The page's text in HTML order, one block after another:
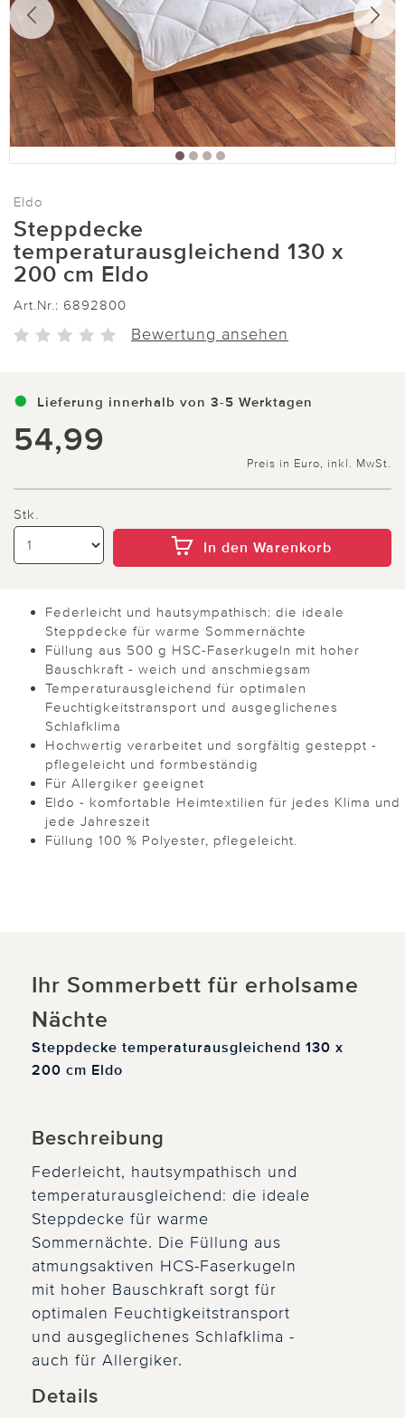
Eldo
Steppdecke
temperaturausgleichend 130 x
200 cm Eldo
Art.Nr.: 6892800
Bewertung ansehen
Lieferung innerhalb von 3-5 Werktagen
54,99
Preis in Euro, inkl. MwSt.
Stk.
In den Warenkorb
Federleicht und hautsympathisch: die ideale
Steppdecke für warme Sommernächte
Füllung aus 500 g HSC-Faserkugeln mit hoher
Bauschkraft - weich und anschmiegsam
Temperaturausgleichend für optimalen
Feuchtigkeitstransport und ausgeglichenes
Schlafklima
Hochwertig verarbeitet und sorgfältig gesteppt -
pflegeleicht und formbeständig
Für Allergiker geeignet
Eldo - komfortable Heimtextilien für jedes Klima und
jede Jahreszeit
Füllung 100 % Polyester, pflegeleicht.
Ihr Sommerbett für erholsame
Nächte
Steppdecke temperaturausgleichend 130 x
200 cm Eldo
Beschreibung
Federleicht, hautsympathisch und
temperaturausgleichend: die ideale
Steppdecke für warme
Sommernächte. Die Füllung aus
atmungsaktiven HCS-Faserkugeln
mit hoher Bauschkraft sorgt für
optimalen Feuchtigkeitstransport
und ausgeglichenes Schlafklima -
auch für Allergiker.
Details